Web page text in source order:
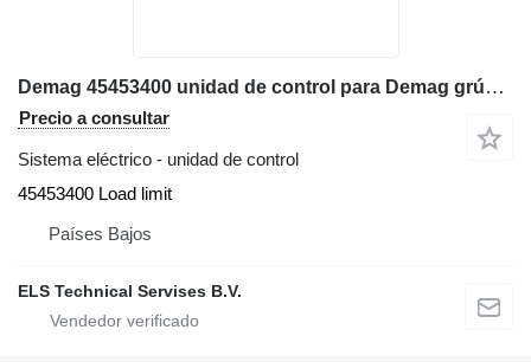
Demag 45453400 unidad de control para Demag grúa móvil
Precio a consultar
Sistema eléctrico - unidad de control
45453400 Load limit
Países Bajos
ELS Technical Servises B.V.